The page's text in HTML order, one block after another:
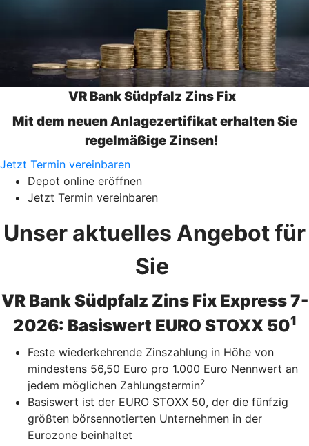
VR Bank Südpfalz Zins Fix
Mit dem neuen Anlagezertifikat erhalten Sie
regelmäßige Zinsen!
Jetzt Termin vereinbaren
Depot online eröffnen
Jetzt Termin vereinbaren
Unser aktuelles Angebot für
Sie
VR Bank Südpfalz Zins Fix Express 7-
2026: Basiswert EURO STOXX 501
Feste wiederkehrende Zinszahlung in Höhe von
mindestens 56,50 Euro pro 1.000 Euro Nennwert an
jedem möglichen Zahlungstermin2
Basiswert ist der EURO STOXX 50, der die fünfzig
größten börsennotierten Unternehmen in der
Eurozone beinhaltet